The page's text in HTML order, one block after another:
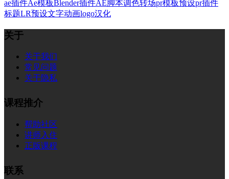
ae插件Ae模板Blender插件AE脚本调色转场pr模板预设pr插件
标题LR预设文字动画logo汉化
关于
关于我们
常见问题
关于隐私
课程推介
帮助社区
讲师入住
正版课程
联系